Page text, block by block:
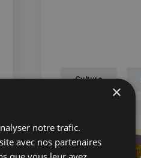
Culture
×
notre trafic.
avec nos partenaires